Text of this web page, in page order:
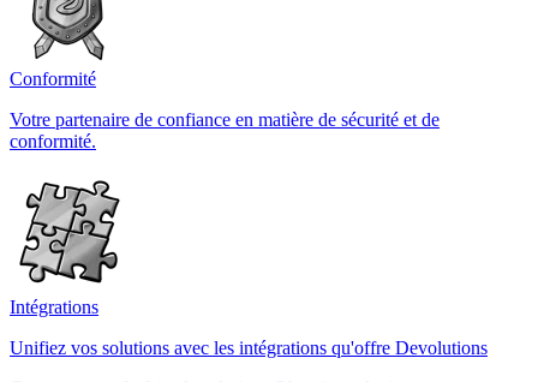
Conformité
Votre partenaire de confiance en matière de sécurité et de
conformité.
Intégrations
Unifiez vos solutions avec les intégrations qu'offre Devolutions